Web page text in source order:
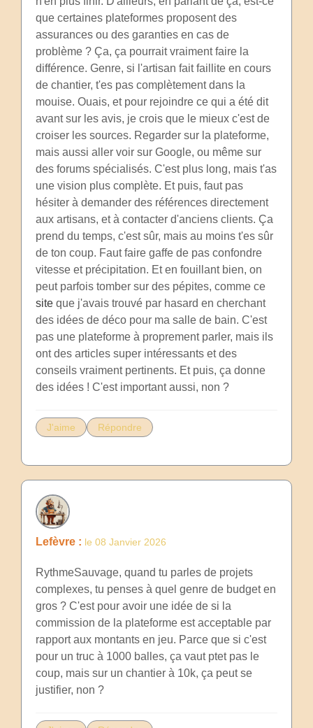
que certaines plateformes proposent des
assurances ou des garanties en cas de
problème ? Ça, ça pourrait vraiment faire la
différence. Genre, si l'artisan fait faillite en cours
de chantier, t'es pas complètement dans la
mouise. Ouais, et pour rejoindre ce qui a été dit
avant sur les avis, je crois que le mieux c'est de
croiser les sources. Regarder sur la plateforme,
mais aussi aller voir sur Google, ou même sur
des forums spécialisés. C'est plus long, mais t'as
une vision plus complète. Et puis, faut pas
hésiter à demander des références directement
aux artisans, et à contacter d'anciens clients. Ça
prend du temps, c'est sûr, mais au moins t'es sûr
de ton coup. Faut faire gaffe de pas confondre
vitesse et précipitation. Et en fouillant bien, on
peut parfois tomber sur des pépites, comme ce
site que j'avais trouvé par hasard en cherchant
des idées de déco pour ma salle de bain. C'est
pas une plateforme à proprement parler, mais ils
ont des articles super intéressants et des
conseils vraiment pertinents. Et puis, ça donne
des idées ! C'est important aussi, non ?
J'aime Répondre
Lefèvre : le 08 Janvier 2026
RythmeSauvage, quand tu parles de projets
complexes, tu penses à quel genre de budget en
gros ? C'est pour avoir une idée de si la
commission de la plateforme est acceptable par
rapport aux montants en jeu. Parce que si c'est
pour un truc à 1000 balles, ça vaut ptet pas le
coup, mais sur un chantier à 10k, ça peut se
justifier, non ?